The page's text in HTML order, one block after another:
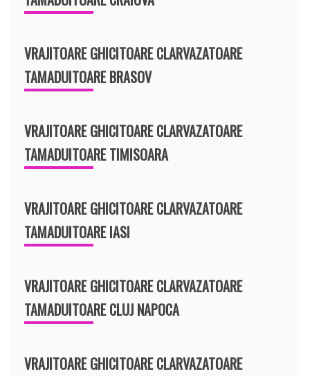
VRAJITOARE GHICITOARE CLARVAZATOARE
TAMADUITOARE BRASOV
VRAJITOARE GHICITOARE CLARVAZATOARE
TAMADUITOARE TIMISOARA
VRAJITOARE GHICITOARE CLARVAZATOARE
TAMADUITOARE IASI
VRAJITOARE GHICITOARE CLARVAZATOARE
TAMADUITOARE CLUJ NAPOCA
VRAJITOARE GHICITOARE CLARVAZATOARE